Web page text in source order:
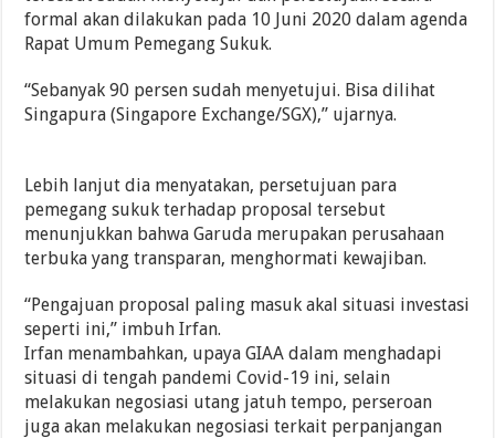
formal akan dilakukan pada 10 Juni 2020 dalam agenda
Rapat Umum Pemegang Sukuk.
“Sebanyak 90 persen sudah menyetujui. Bisa dilihat
Singapura (Singapore Exchange/SGX),” ujarnya.
Lebih lanjut dia menyatakan, persetujuan para
pemegang sukuk terhadap proposal tersebut
menunjukkan bahwa Garuda merupakan perusahaan
terbuka yang transparan, menghormati kewajiban.
“Pengajuan proposal paling masuk akal situasi investasi
seperti ini,” imbuh Irfan.
Irfan menambahkan, upaya GIAA dalam menghadapi
situasi di tengah pandemi Covid-19 ini, selain
melakukan negosiasi utang jatuh tempo, perseroan
juga akan melakukan negosiasi terkait perpanjangan